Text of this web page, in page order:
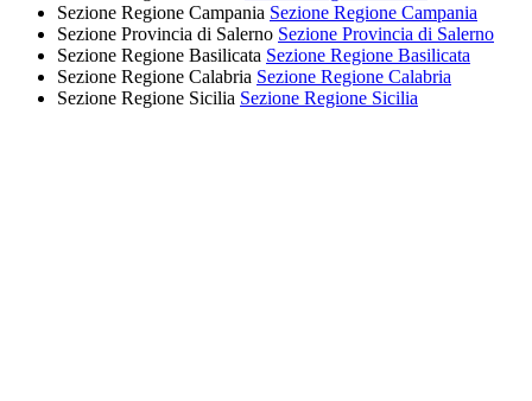
Sezione Regione Campania Sezione Regione Campania
Sezione Provincia di Salerno Sezione Provincia di Salerno
Sezione Regione Basilicata Sezione Regione Basilicata
Sezione Regione Calabria Sezione Regione Calabria
Sezione Regione Sicilia Sezione Regione Sicilia